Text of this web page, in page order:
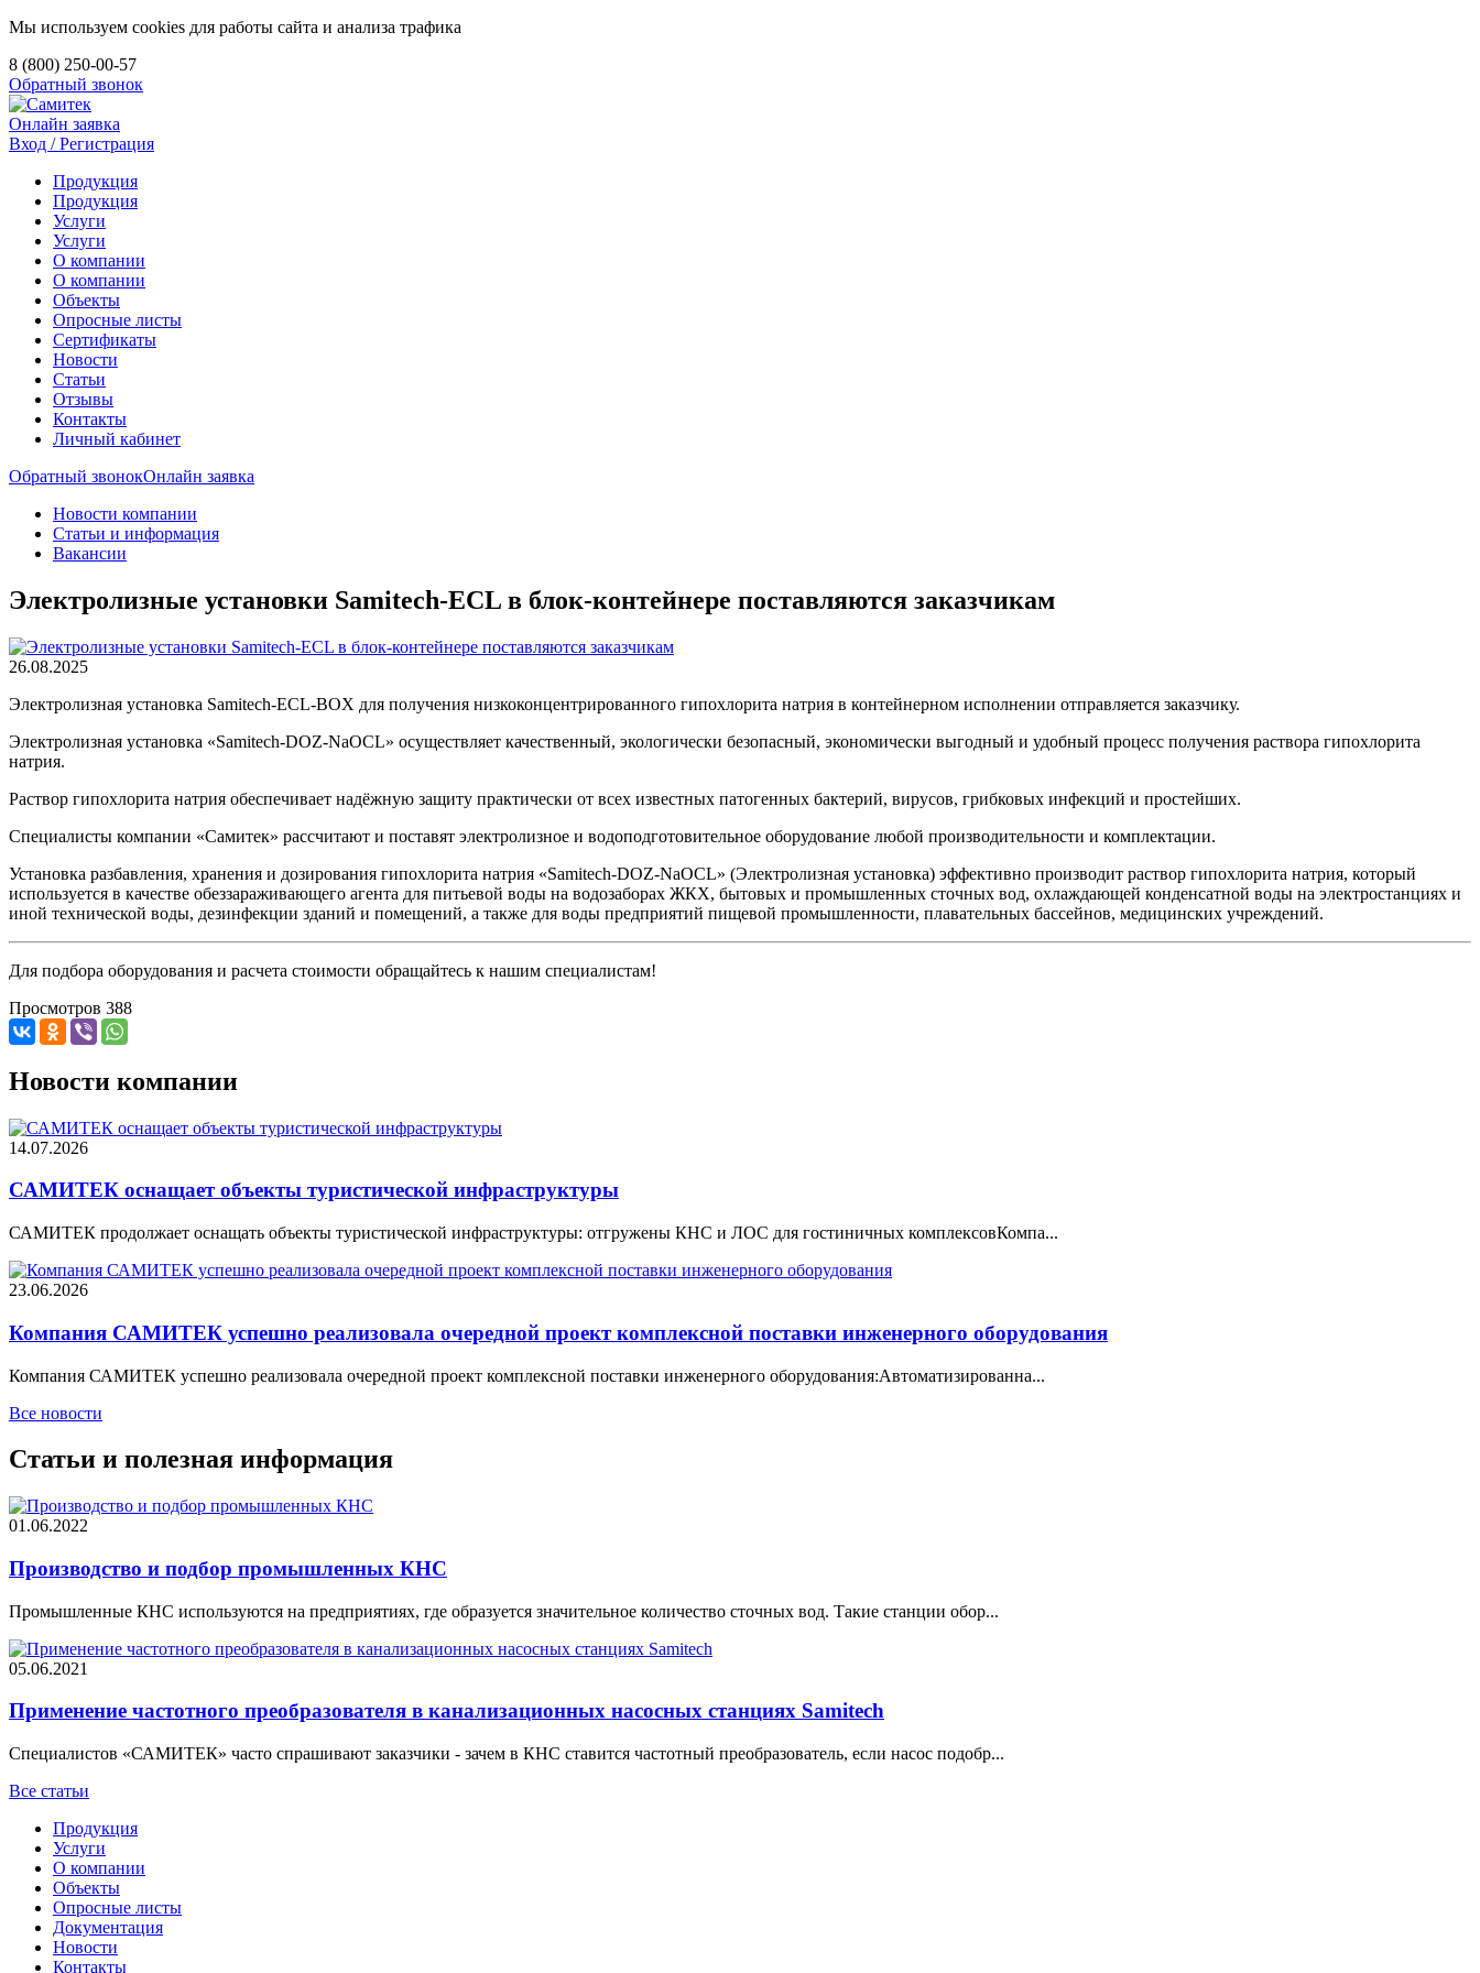
Мы используем cookies для работы сайта и анализа трафика
8 (800) 250-00-57
Обратный звонок
Онлайн заявка
Вход / Регистрация
Продукция
Продукция
Услуги
Услуги
О компании
О компании
Объекты
Опросные листы
Сертификаты
Новости
Статьи
Отзывы
Контакты
Личный кабинет
Обратный звонокОнлайн заявка
Новости компании
Статьи и информация
Вакансии
Электролизные установки Samitech-ECL в блок-контейнере поставляются заказчикам
26.08.2025
Электролизная установка Samitech-ECL-BOX для получения низкоконцентрированного гипохлорита натрия в контейнерном исполнении отправляется заказчику.
Электролизная установка «Samitech-DOZ-NaOCL» осуществляет качественный, экологически безопасный, экономически выгодный и удобный процесс получения раствора гипохлорита
натрия.
Раствор гипохлорита натрия обеспечивает надёжную защиту практически от всех известных патогенных бактерий, вирусов, грибковых инфекций и простейших.
Специалисты компании «Самитек» рассчитают и поставят электролизное и водоподготовительное оборудование любой производительности и комплектации.
Установка разбавления, хранения и дозирования гипохлорита натрия «Samitech-DOZ-NaOCL» (Электролизная установка) эффективно производит раствор гипохлорита натрия, который
используется в качестве обеззараживающего агента для питьевой воды на водозаборах ЖКХ, бытовых и промышленных сточных вод, охлаждающей конденсатной воды на электростанциях и
иной технической воды, дезинфекции зданий и помещений, а также для воды предприятий пищевой промышленности, плавательных бассейнов, медицинских учреждений.
Для подбора оборудования и расчета стоимости обращайтесь к нашим специалистам!
Просмотров 388
Новости компании
14.07.2026
САМИТЕК оснащает объекты туристической инфраструктуры
САМИТЕК продолжает оснащать объекты туристической инфраструктуры: отгружены КНС и ЛОС для гостиничных комплексовКомпа...
23.06.2026
Компания САМИТЕК успешно реализовала очередной проект комплексной поставки инженерного оборудования
Компания САМИТЕК успешно реализовала очередной проект комплексной поставки инженерного оборудования:Автоматизированна...
Все новости
Статьи и полезная информация
01.06.2022
Производство и подбор промышленных КНС
Промышленные КНС используются на предприятиях, где образуется значительное количество сточных вод. Такие станции обор...
05.06.2021
Применение частотного преобразователя в канализационных насосных станциях Samitech
Специалистов «САМИТЕК» часто спрашивают заказчики - зачем в КНС ставится частотный преобразователь, если насос подобр...
Все статьи
Продукция
Услуги
О компании
Объекты
Опросные листы
Документация
Новости
Контакты